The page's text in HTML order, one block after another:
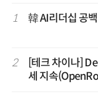
1 韓 AI리더십 공
2
[테크 차이나]
세 지속